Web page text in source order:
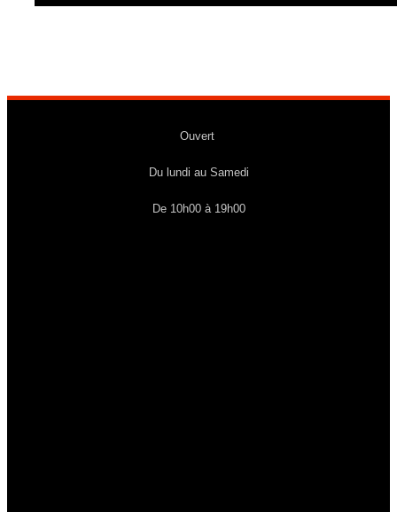
Ouvert
Du lundi au Samedi
De 10h00 à 19h00